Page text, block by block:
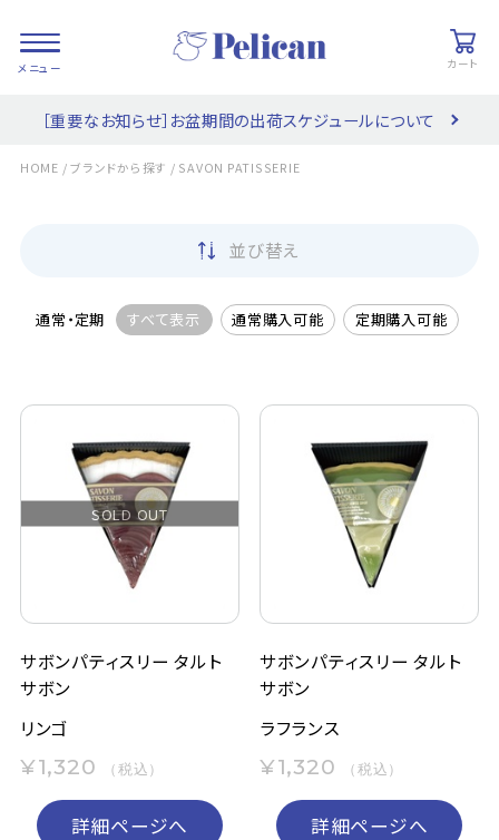
カート
PRODUCTS/ 商品を探す
COLLECTIONS/ ブランド一覧
定期購入
ペリカン石鹸について
よくあるご質問
［重要なお知らせ］お盆期間の出荷スケジュールについて
HOME / ブランドから探す / SAVON PATISSERIE
並び替え
通常・定期 すべて表示 通常購入可能 定期購入可能
SOLD OUT
サボンパティスリー タルト
サボン
リンゴ
¥1,320 （税込）
詳細ページへ
サボンパティスリー タルト
サボン
ラフランス
¥1,320 （税込）
詳細ページへ